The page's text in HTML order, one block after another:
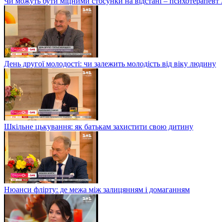
День другої молодості: чи залежить молодість від віку людину
Шкільне цькування: як батькам захистити свою дитину
Нюанси флірту: де межа між залицянням і домаганням